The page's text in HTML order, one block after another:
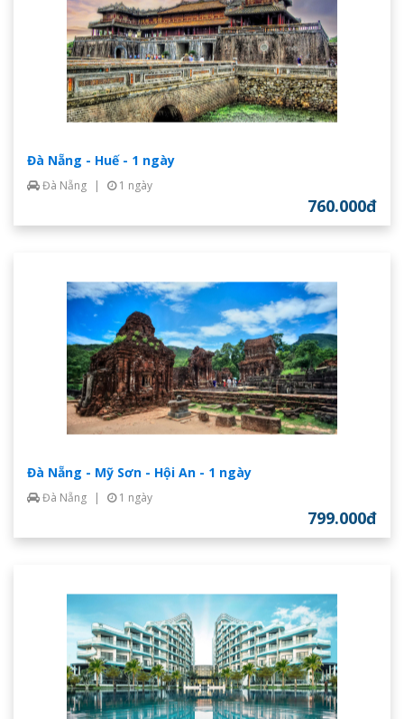
Đà Nẵng - Huế - 1 ngày
Đà Nẵng | 1 ngày
760.000đ
Đà Nẵng - Mỹ Sơn - Hội An - 1 ngày
Đà Nẵng | 1 ngày
799.000đ